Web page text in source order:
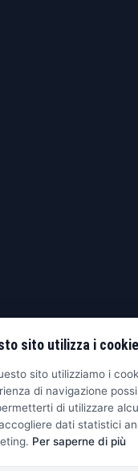
sito utilizza i cookie
sito utilizziamo i
di navigazione
di utilizzare
dati statistici
Per saperne di più